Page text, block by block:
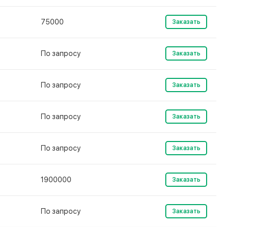
75000 Заказать
По запросу Заказать
По запросу Заказать
По запросу Заказать
По запросу Заказать
1900000 Заказать
По запросу Заказать